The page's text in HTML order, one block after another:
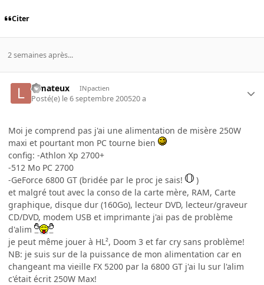
Citer
2 semaines après...
lemateux INpactien
Posté(e) le 6 septembre 200520 a
Moi je comprend pas j'ai une alimentation de misère 250W
maxi et pourtant mon PC tourne bien
config: -Athlon Xp 2700+
-512 Mo PC 2700
-GeForce 6800 GT (bridée par le proc je sais!
)
et malgré tout avec la conso de la carte mère, RAM, Carte
graphique, disque dur (160Go), lecteur DVD, lecteur/graveur
CD/DVD, modem USB et imprimante j'ai pas de problème
d'alim
je peut même jouer à HL², Doom 3 et far cry sans problème!
NB: je suis sur de la puissance de mon alimentation car en
changeant ma vieille FX 5200 par la 6800 GT j'ai lu sur l'alim
c'était écrit 250W Max!